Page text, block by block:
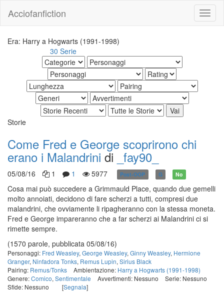
Acciofanfiction
Era: Harry a Hogwarts (1991-1998)
30 Serie
Storie
Come Fred e George scoprirono chi
erano i Malandrini di _fay90_
05/08/16 1 1 5977 Post-OOP G No
Cosa mai può succedere a Grimmauld Place, quando due gemelli
molto annoiati, decidono di fare scherzi a tutti, compresi due
malandrini, che ovviamente li ripagheranno con la stessa moneta.
Fred e George impareranno che a far scherzi ai Malandrini ci si
rimette sempre.
(1570 parole, pubblicata 05/08/16)
Personaggi: Fred Weasley, George Weasley, Ginny Weasley, Hermione
Granger, Ninfadora Tonks, Remus Lupin, Sirius Black
Pairing: Remus/Tonks Ambientazione: Harry a Hogwarts (1991-1998)
Genere:Comico, Sentimentale Avvertimenti: Nessuno
Serie: Nessuno
Sfide: Nessuno
[Segnala]